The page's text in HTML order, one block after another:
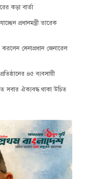
কড়া বার্তা
প্রধানমন্ত্রী তারেক
সেনাপ্রধান জেনারেল
৪৫ ব্যবসায়ী
সবার ঐক্যবদ্ধ থাকা উচিত